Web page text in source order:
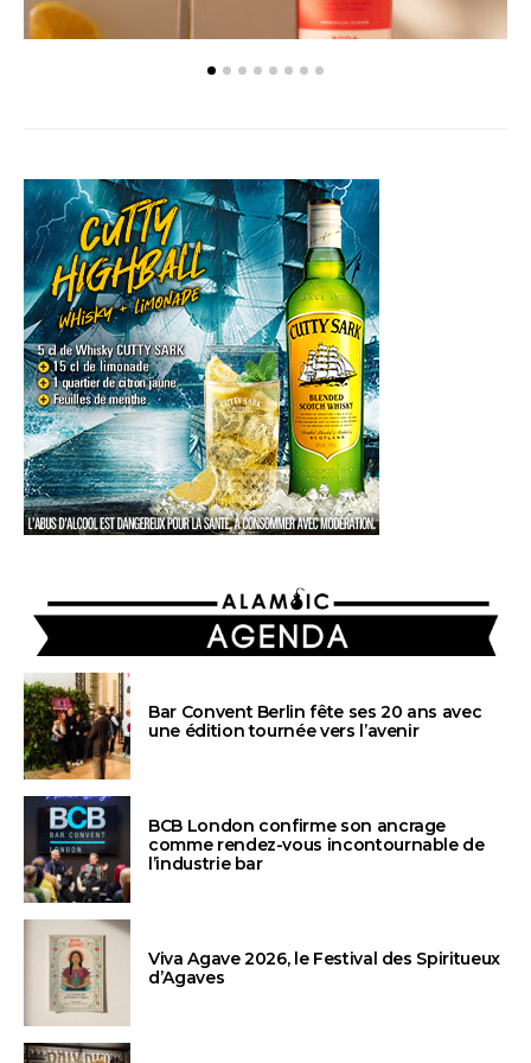
AGENDA
Bar Convent Berlin fête ses 20 ans avec
une édition tournée vers l’avenir
BCB London confirme son ancrage
comme rendez-vous incontournable de
l’industrie bar
Viva Agave 2026, le Festival des Spiritueux
d’Agaves